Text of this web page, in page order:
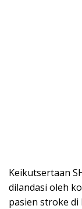
Keikutsertaan
dilandasi oleh
pasien stroke di